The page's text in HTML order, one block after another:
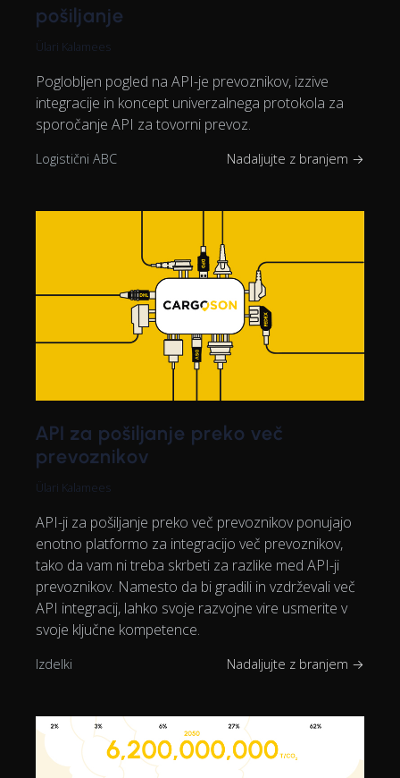
pošiljanje
Ülari Kalamees
Poglobljen pogled na API-je prevoznikov, izzive
integracije in koncept univerzalnega protokola za
sporočanje API za tovorni prevoz.
Logistični ABC Nadaljujte z branjem →
API za pošiljanje preko več
prevoznikov
Ülari Kalamees
API-ji za pošiljanje preko več prevoznikov ponujajo
enotno platformo za integracijo več prevoznikov,
tako da vam ni treba skrbeti za razlike med API-ji
prevoznikov. Namesto da bi gradili in vzdrževali več
API integracij, lahko svoje razvojne vire usmerite v
svoje ključne kompetence.
Izdelki Nadaljujte z branjem →